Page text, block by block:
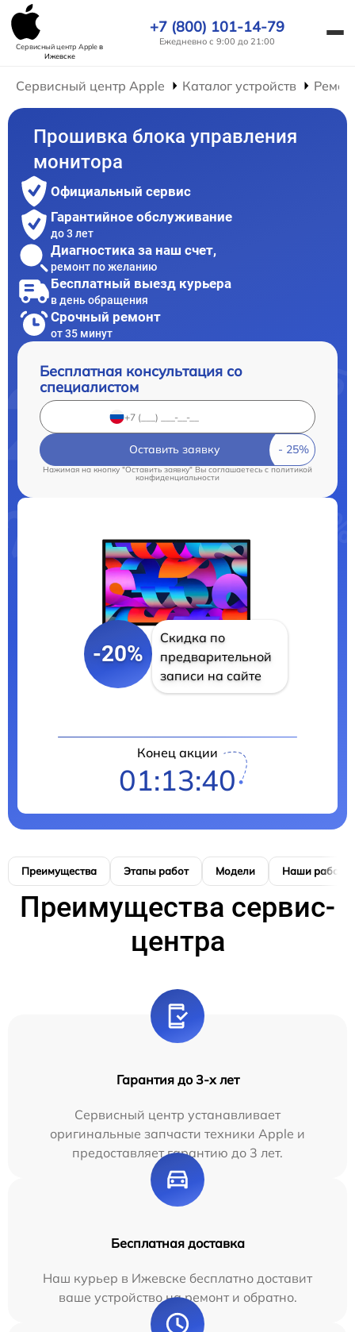
Сервисный центр Appleв
Ижевске
+7 (800) 101-14-79
Ежедневно с 9:00 до 21:00
Сервисный центр Apple Каталог устройств
Прошивка блока управления
монитора
Официальный сервис
Гарантийное обслуживание
до 3 лет
Диагностика за наш счет,
ремонт по желанию
Бесплатный выезд курьера
в день обращения
Срочный ремонт
от 35 минут
Бесплатная консультация со
специалистом
Оставить заявку
Нажимая на кнопку "Оставить заявку" Вы соглашаетесь cполитикой
конфиденциальности
-20%
Скидка по
предварительной
записи на сайте
Конец акции
01:13:40
Преимущества Этапы работ Модели Наши работы
Преимущества сервис-
центра
Гарантия до 3-х лет
Сервисный центр устанавливает
оригинальные запчасти техники Apple и
предоставляет гарантию до 3 лет.
Бесплатная доставка
Наш курьер в Ижевске бесплатно доставит
ваше устройство на ремонт и обратно.